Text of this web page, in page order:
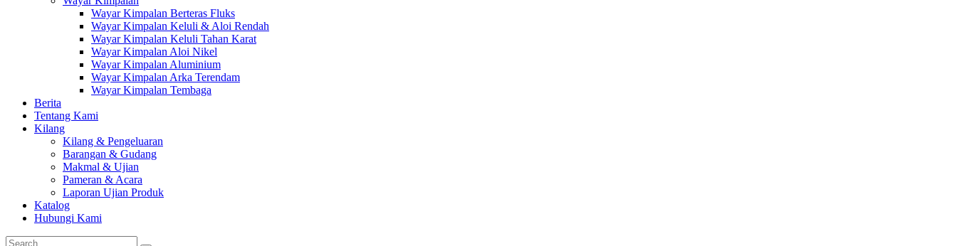
Wayar Kimpalan Berteras Fluks
Wayar Kimpalan Keluli & Aloi Rendah
Wayar Kimpalan Keluli Tahan Karat
Wayar Kimpalan Aloi Nikel
Wayar Kimpalan Aluminium
Wayar Kimpalan Arka Terendam
Wayar Kimpalan Tembaga
Berita
Tentang Kami
Kilang
Kilang & Pengeluaran
Barangan & Gudang
Makmal & Ujian
Pameran & Acara
Laporan Ujian Produk
Katalog
Hubungi Kami